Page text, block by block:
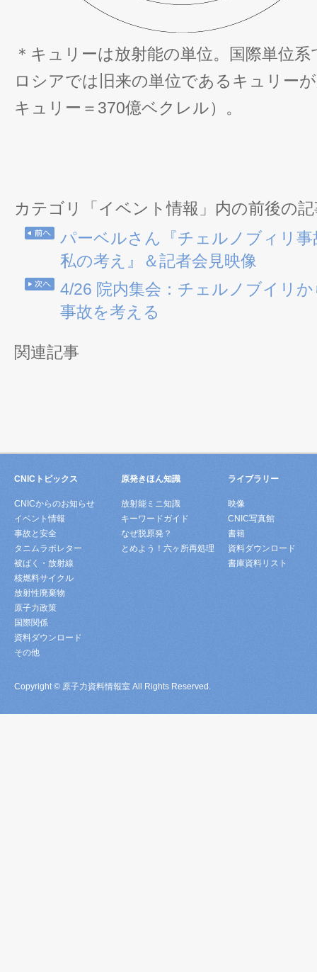
＊キュリーは放射能の単位。国際単位
ロシアでは旧来の単位であるキュリー
キュリー＝370億ベクレル）。
カテゴリ「イベント情報」内の前後の
パーベルさん『チェルノブィリ
私の考え』＆記者会見映像
4/26 院内集会：チェルノブイリ
事故を考える
関連記事
CNICトピックス
CNICからのお知らせ
イベント情報
事故と安全
タニムラボレター
被ばく・放射線
核燃料サイクル
放射性廃棄物
原子力政策
国際関係
資料ダウンロード
その他
原発きほん知識
放射能ミニ知識
キーワードガイド
なぜ脱原発？
とめよう！六ヶ所再処理
ライブラリー
映像
CNIC写真館
書籍
資料ダウンロード
書庫資料リスト
Copyright © 原子力資料情報室 All Rights Reserved.